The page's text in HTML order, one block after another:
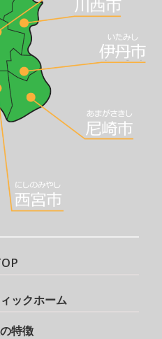
ックホーム
特徴